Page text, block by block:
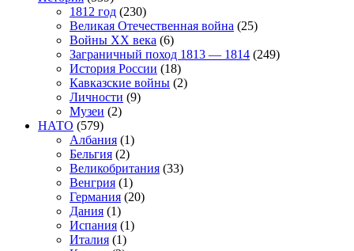
1812 год (230)
Великая Отечественная война (25)
Войны XX века (6)
Заграничный поход 1813 — 1814 (249)
История России (18)
Кавказские войны (2)
Личности (9)
Музеи (2)
НАТО (579)
Албания (1)
Бельгия (2)
Великобритания (33)
Венгрия (1)
Германия (20)
Дания (1)
Испания (1)
Италия (1)